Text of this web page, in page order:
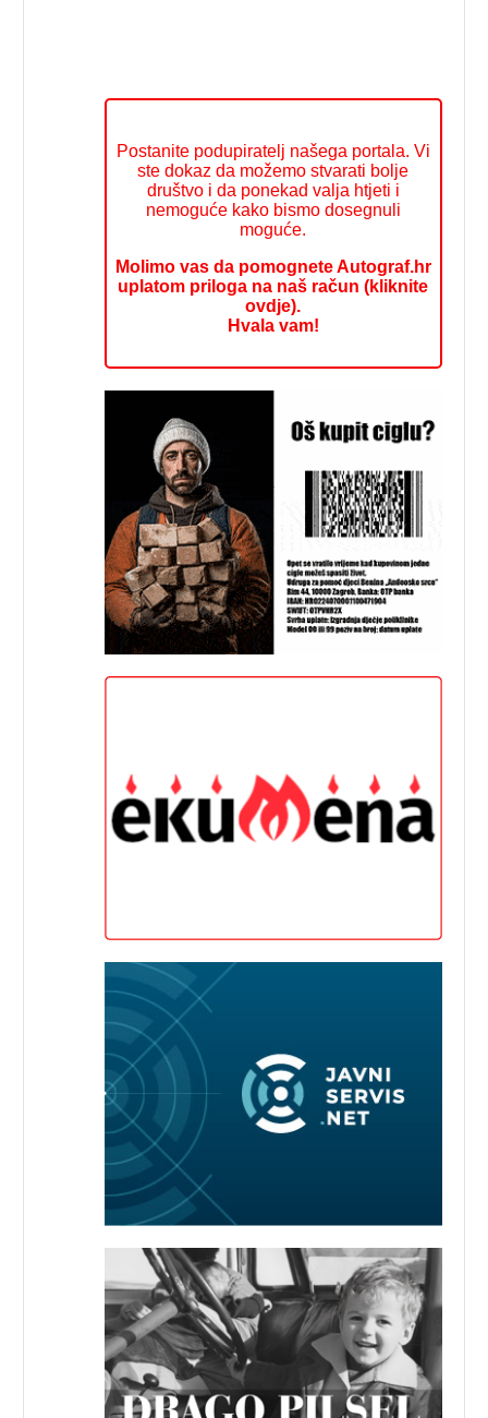
Postanite podupiratelj našega portala. Vi
ste dokaz da možemo stvarati bolje
društvo i da ponekad valja htjeti i
nemoguće kako bismo dosegnuli
moguće.
Molimo vas da pomognete Autograf.hr
uplatom priloga na naš račun (kliknite
ovdje).
Hvala vam!